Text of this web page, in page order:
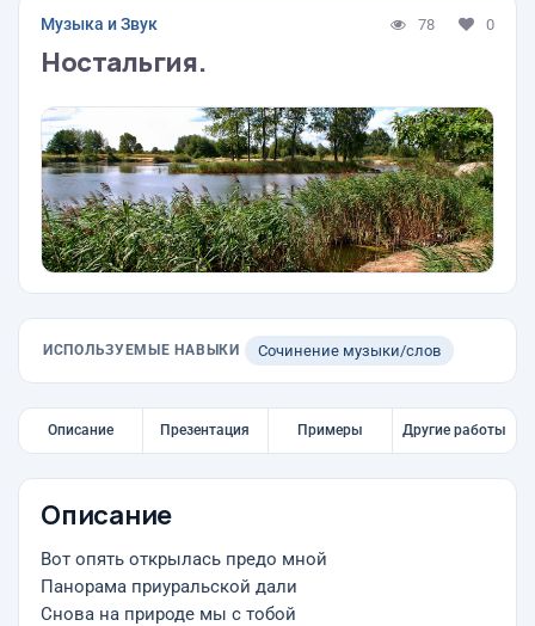
Музыка и Звук 78 0
Ностальгия.
ИСПОЛЬЗУЕМЫЕ НАВЫКИ Сочинение музыки/слов
Описание Презентация Примеры Другие работы
Описание
Вот опять открылась предо мной
Панорама приуральской дали
Снова на природе мы с тобой